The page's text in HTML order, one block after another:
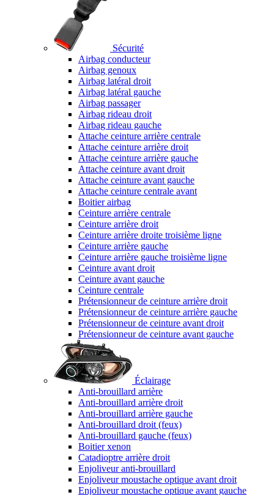
Sécurité
Airbag conducteur
Airbag genoux
Airbag latéral droit
Airbag latéral gauche
Airbag passager
Airbag rideau droit
Airbag rideau gauche
Attache ceinture arrière centrale
Attache ceinture arrière droit
Attache ceinture arrière gauche
Attache ceinture avant droit
Attache ceinture avant gauche
Attache ceinture centrale avant
Boitier airbag
Ceinture arrière centrale
Ceinture arrière droit
Ceinture arrière droite troisième ligne
Ceinture arrière gauche
Ceinture arrière gauche troisième ligne
Ceinture avant droit
Ceinture avant gauche
Ceinture centrale
Prétensionneur de ceinture arrière droit
Prétensionneur de ceinture arrière gauche
Prétensionneur de ceinture avant droit
Prétensionneur de ceinture avant gauche
Éclairage
Anti-brouillard arrière
Anti-brouillard arrière droit
Anti-brouillard arrière gauche
Anti-brouillard droit (feux)
Anti-brouillard gauche (feux)
Boitier xenon
Catadioptre arrière droit
Enjoliveur anti-brouillard
Enjoliveur moustache optique avant droit
Enjoliveur moustache optique avant gauche